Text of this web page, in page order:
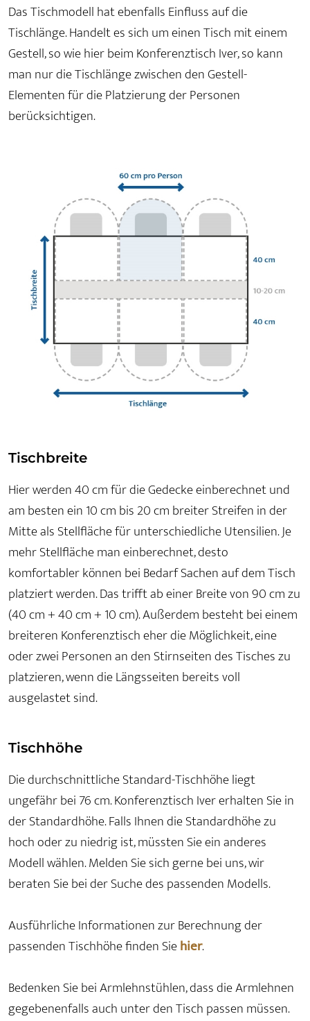
Das Tischmodell hat ebenfalls Einfluss auf die
Tischlänge. Handelt es sich um einen Tisch mit einem
Gestell, so wie hier beim Konferenztisch Iver, so kann
man nur die Tischlänge zwischen den Gestell-
Elementen für die Platzierung der Personen
berücksichtigen.
Tischbreite
Hier werden 40 cm für die Gedecke einberechnet und
am besten ein 10 cm bis 20 cm breiter Streifen in der
Mitte als Stellfläche für unterschiedliche Utensilien. Je
mehr Stellfläche man einberechnet, desto
komfortabler können bei Bedarf Sachen auf dem Tisch
platziert werden. Das trifft ab einer Breite von 90 cm zu
(40 cm + 40 cm + 10 cm). Außerdem besteht bei einem
breiteren Konferenztisch eher die Möglichkeit, eine
oder zwei Personen an den Stirnseiten des Tisches zu
platzieren, wenn die Längsseiten bereits voll
ausgelastet sind.
Tischhöhe
Die durchschnittliche Standard-Tischhöhe liegt
ungefähr bei 76 cm. Konferenztisch Iver erhalten Sie in
der Standardhöhe. Falls Ihnen die Standardhöhe zu
hoch oder zu niedrig ist, müssten Sie ein anderes
Modell wählen. Melden Sie sich gerne bei uns, wir
beraten Sie bei der Suche des passenden Modells.
Ausführliche Informationen zur Berechnung der
passenden Tischhöhe finden Siehier.
Bedenken Sie bei Armlehnstühlen, dass die Armlehnen
gegebenenfalls auch unter den Tisch passen müssen.